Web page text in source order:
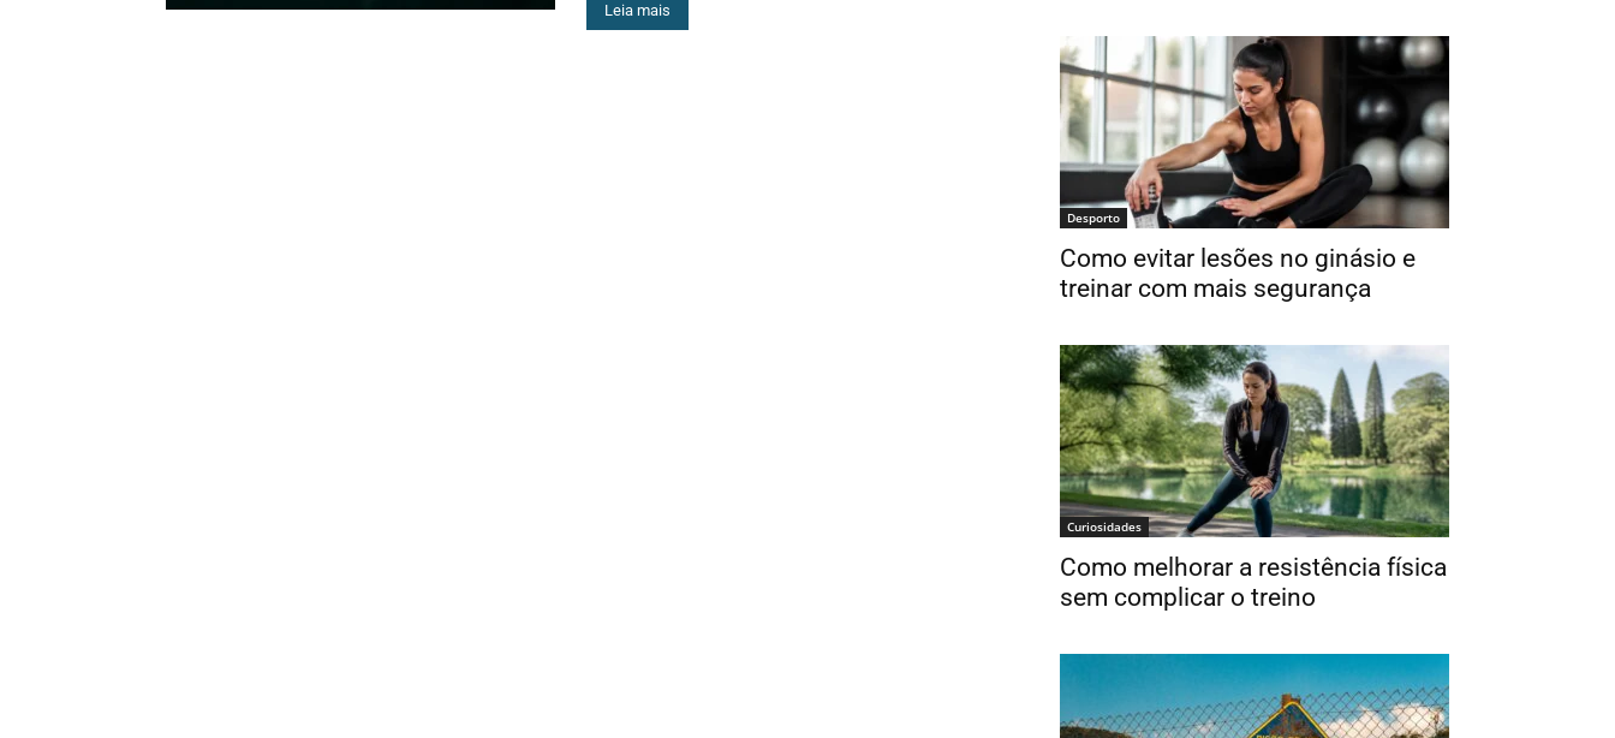
Leia mais
Desporto
Como evitar lesões no ginásio e
treinar com mais segurança
Curiosidades
Como melhorar a resistência física
sem complicar o treino